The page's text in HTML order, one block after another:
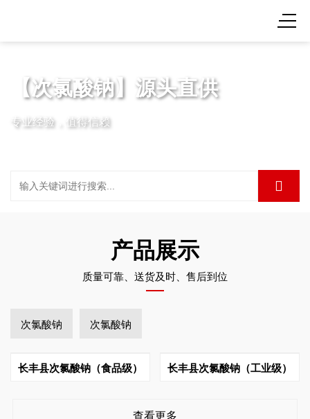
【次氯酸钠】源头直供
专业经验，值得信赖
产品展示
质量可靠、送货及时、售后到位
次氯酸钠 次氯酸钠
长丰县次氯酸钠（食品级） 长丰县次氯酸钠（工业级）
查看更多